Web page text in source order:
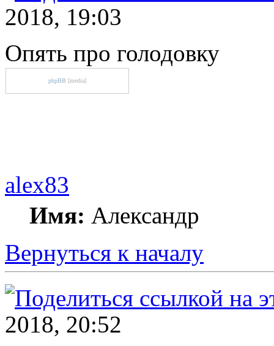
2018, 19:03
Опять про голодовку
phpBB [media]
alex83
Имя: Александр
Вернуться к началу
2018, 20:52